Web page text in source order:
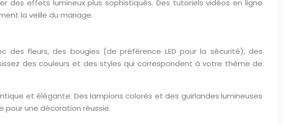
des effets lumineux plus sophistiqués. Des tutoriels vidéos en ligne
la veille du mariage.
des fleurs, des bougies (de préférence LED pour la sécurité), des
des couleurs et des styles qui correspondent à votre thème de
et élégante. Des lampions colorés et des guirlandes lumineuses
pour une décoration réussie.